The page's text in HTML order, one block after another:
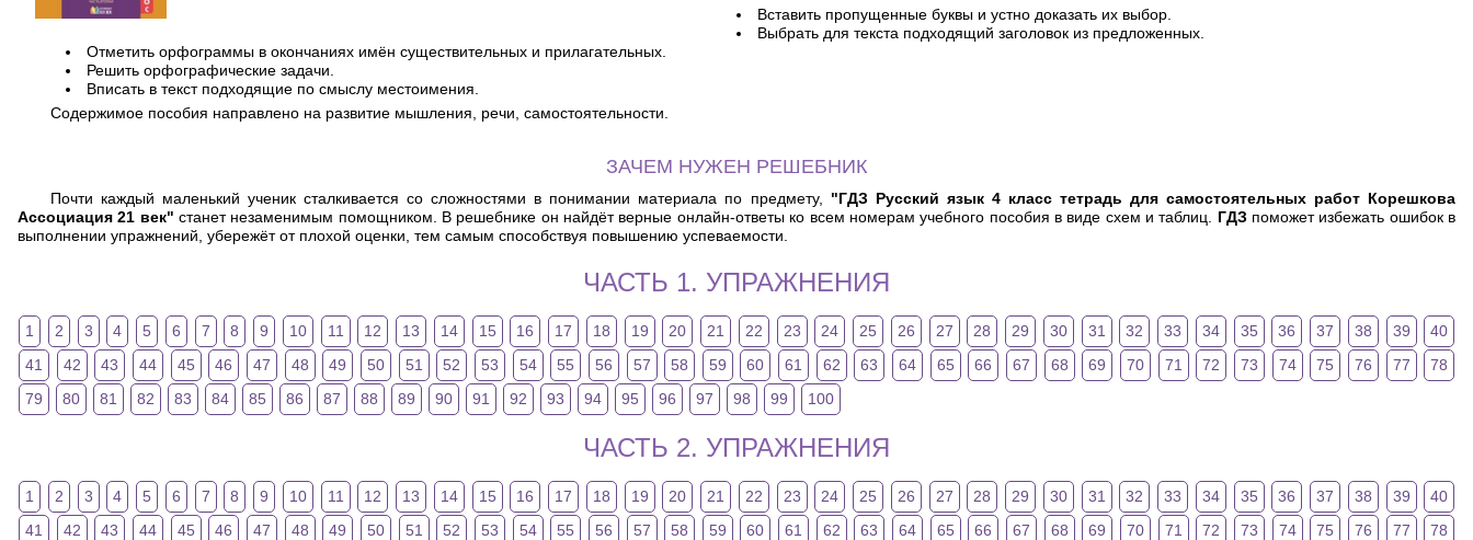
Вставить пропущенные буквы и устно доказать их выбор.
Выбрать для текста подходящий заголовок из предложенных.
Отметить орфограммы в окончаниях имён существительных и прилагательных.
Решить орфографические задачи.
Вписать в текст подходящие по смыслу местоимения.
Содержимое пособия направлено на развитие мышления, речи, самостоятельности.
ЗАЧЕМ НУЖЕН РЕШЕБНИК
Почти каждый маленький ученик сталкивается со сложностями в понимании материала по предмету, "ГДЗ Русский язык 4 класс тетрадь для самостоятельных работ Корешкова
Ассоциация 21 век" станет незаменимым помощником. В решебнике он найдёт верные онлайн-ответы ко всем номерам учебного пособия в виде схем и таблиц. ГДЗ поможет избежать ошибок в
выполнении упражнений, убережёт от плохой оценки, тем самым способствуя повышению успеваемости.
ЧАСТЬ 1. УПРАЖНЕНИЯ
1 2 3 4 5 6 7 8 9 10 11 12 13 14 15 16 17 18 19 20 21 22 23 24 25 26 27 28 29 30 31 32 33 34 35 36 37 38 39
40
41
42 43 44 45 46 47 48 49 50 51 52 53 54 55 56 57 58 59 60 61 62 63 64 65 66 67 68 69 70 71 72 73 74 75 76 77
78
79
80 81 82 83 84 85 86 87 88 89 90 91 92 93 94 95 96 97 98 99 100
ЧАСТЬ 2. УПРАЖНЕНИЯ
1 2 3 4 5 6 7 8 9 10 11 12 13 14 15 16 17 18 19 20 21 22 23 24 25 26 27 28 29 30 31 32 33 34 35 36 37 38 39
40
41
42 43 44 45 46 47 48 49 50 51 52 53 54 55 56 57 58 59 60 61 62 63 64 65 66 67 68 69 70 71 72 73 74 75 76 77
78